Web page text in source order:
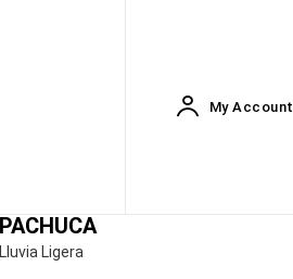
My Account
PACHUCA
Lluvia Ligera